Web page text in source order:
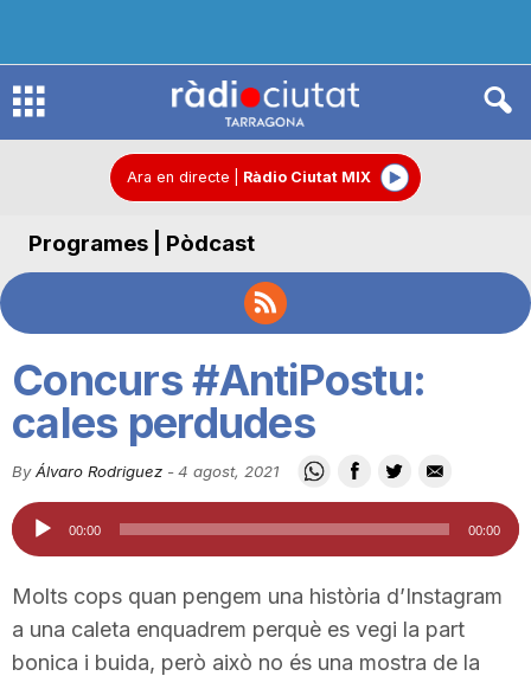
R
d
C
i
u
Ara en directe Ràdio Ciutat MIX
Programes | Pòdcast
Concurs #AntiPostu:
cales perdudes
By Álvaro Rodriguez -4 agost, 2021
Reproductor
d'àudio
00:00 00:00
Molts cops quan pengem una història d’Instagram
a una caleta enquadrem perquè es vegi la part
bonica i buida, però això no és una mostra de la